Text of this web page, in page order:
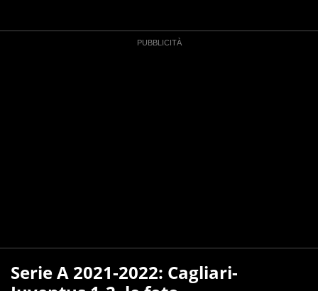
Serie A 2021-2022: Cagliari-